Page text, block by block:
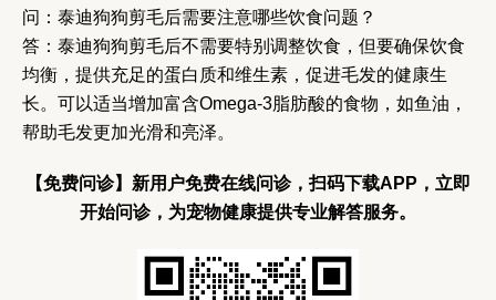
问：泰迪狗狗剪毛后需要注意哪些饮食问题？
答：泰迪狗狗剪毛后不需要特别调整饮食，但要确保饮食
均衡，提供充足的蛋白质和维生素，促进毛发的健康生
长。可以适当增加富含Omega-3脂肪酸的食物，如鱼油，
帮助毛发更加光滑和亮泽。
【免费问诊】新用户免费在线问诊，扫码下载APP，立即
开始问诊，为宠物健康提供专业解答服务。